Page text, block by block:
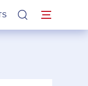
站內搜索